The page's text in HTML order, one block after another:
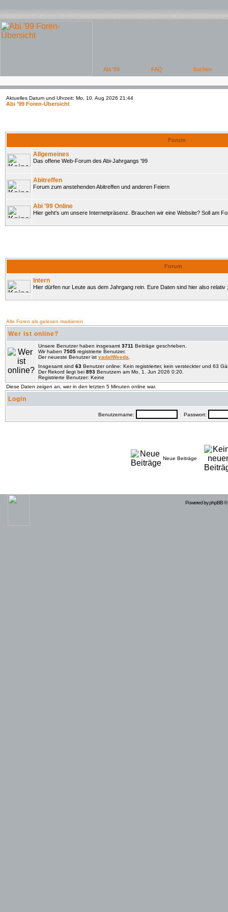
Aktuelles Datum und Uhrzeit: Mo, 10. Aug 2026 21:44
Abi '99 Foren-Übersicht
Forum
Allgemeines
Das offene Web-Forum des Abi-Jahrgangs '99
Abitreffen
Forum zum anstehenden Abitreffen und anderen Feiern
Abi '99 Online
Hier geht's um unsere Internetpräsenz. Brauchen wir eine Website? Soll am
Forum
Intern
Hier dürfen nur Leute aus dem Jahrgang rein. Eure Daten sind hier also relativ
Alle Foren als gelesen markieren
Wer ist online?
Unsere Benutzer haben insgesamt 3711 Beiträge geschrieben.
Wir haben 7505 registrierte Benutzer.
Der neueste Benutzer ist yadalWeeda
Insgesamt sind 63 Benutzer online: Kein registrierter, kein versteckter und 63
Der Rekord liegt bei 893 Benutzern am Mo, 1. Jun 2026 0:20.
Registrierte Benutzer: Keine
Diese Daten zeigen an, wer in den letzten 5 Minuten online war.
Login
Benutzername: Passwort:
Neue Beiträge
Powered byphpBB©